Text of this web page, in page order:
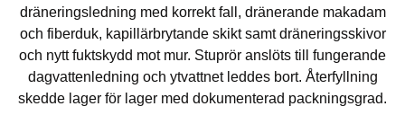
dräneringsledning med korrekt fall, dränerande makadam
och fiberduk, kapillärbrytande skikt samt dräneringsskivor
och nytt fuktskydd mot mur. Stuprör anslöts till fungerande
dagvattenledning och ytvattnet leddes bort. Återfyllning
skedde lager för lager med dokumenterad packningsgrad.